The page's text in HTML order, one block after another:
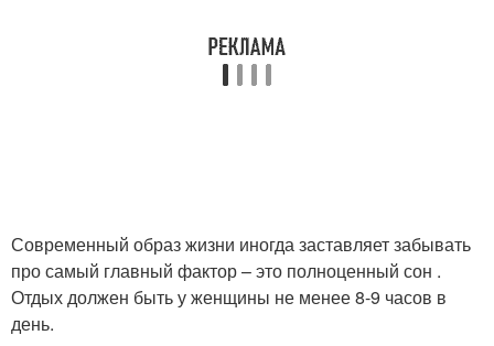
Современный образ жизни иногда заставляет забывать
про самый главный фактор – это полноценный сон .
Отдых должен быть у женщины не менее 8-9 часов в
день.